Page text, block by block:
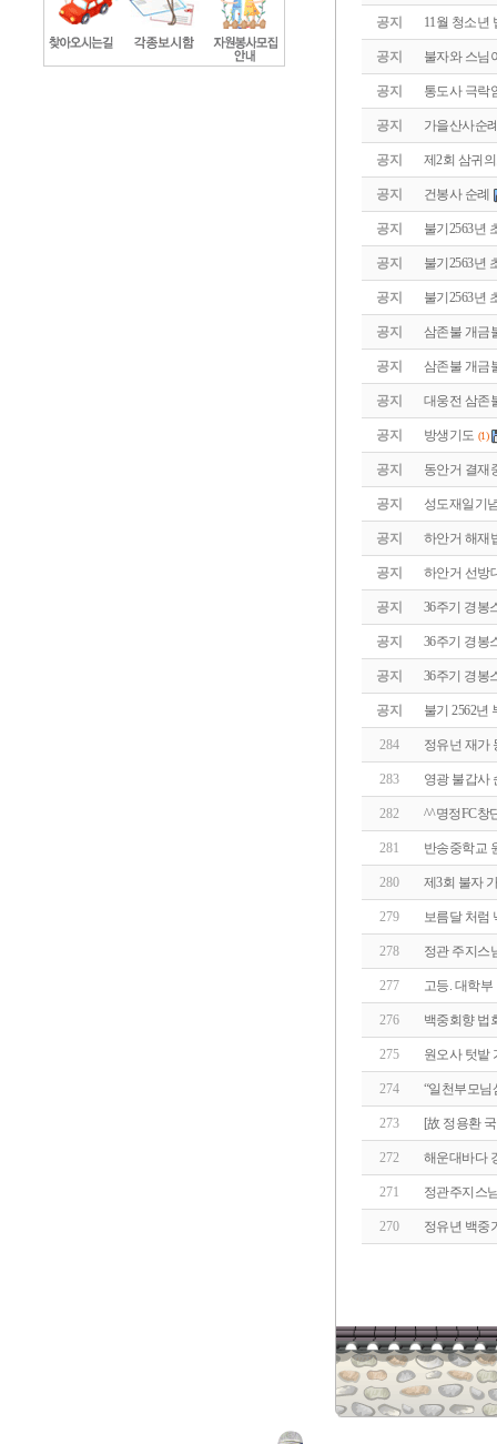
공지 11월 청소년
공지 불자와 스님
공지 통도사 극락
공지 가을산사순
공지 제2회 삼귀
공지 건봉사 순례
공지 불기2563년
공지 불기2563년
공지 불기2563년
공지 삼존불 개금
공지 삼존불 개금
공지 대웅전 삼존
공지 방생기도 (1)
공지 동안거 결재
공지 성도재일기
공지 하안거 해재
공지 하안거 선방
공지 36주기 경봉
공지 36주기 경봉
공지 36주기 경봉
공지 불기 2562년
284 정유넌 재가
283 영광 불갑사
282 ^^명정FC창
281 반송중학교
280 제3회 불자
279 보름달 처럼
278 정관 주지스
277 고등. 대학부
276 백중회향 법
275 원오사 텃밭
274 “일천부모님
273 [故 정용환
272 해운대바다
271 정관주지스
270 정유년 백중